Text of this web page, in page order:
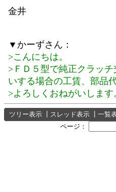
金井
▼かーずさん：
>こんにちは。
>ＦＤ５型で純正クラッ
いする場合の工賃、部品
>よろしくおねがいします
ツリー表示 スレッド表示 一覧
ページ：